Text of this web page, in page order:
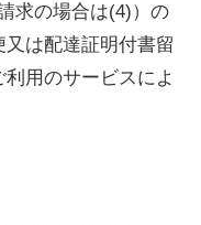
求の場合は(4)）の
は配達証明付書留
用のサービスによ